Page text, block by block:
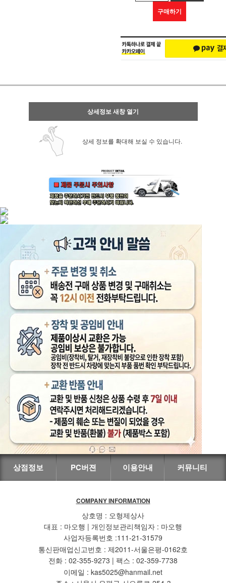
구매하기
상세정보 새창 열기
상세 정보를 확대해 보실 수 있습니다.
상점정보 PC버젼 이용안내 커뮤니티
COMPANY INFORMATION
상호명 : 오형제상사
대표 : 마오행 | 개인정보관리책임자 : 마오행
사업자등록번호 :111-21-31579
통신판매업신고번호 : 제2011-서울은평-0162호
전화 : 02-355-9273 | 팩스 : 02-359-7738
이메일 : kas5025@hanmail.net